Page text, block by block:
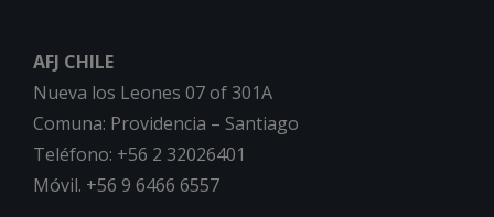
AFJ CHILE
Nueva los Leones 07 of 301A
Comuna: Providencia – Santiago
Teléfono: +56 2 32026401
Móvil. +56 9 6466 6557